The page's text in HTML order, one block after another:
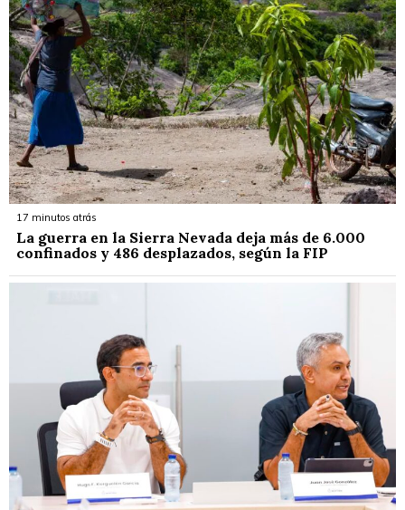
17 minutos atrás
La guerra en la Sierra Nevada deja más de 6.000
confinados y 486 desplazados, según la FIP